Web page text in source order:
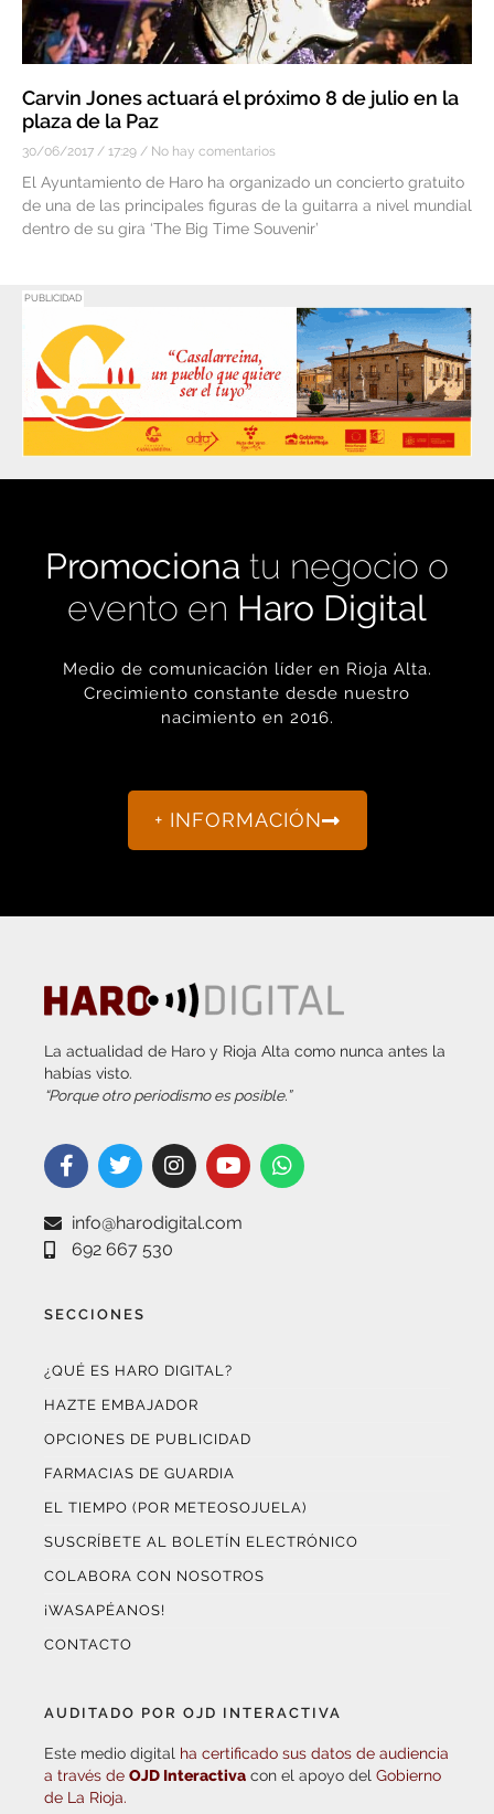
Carvin Jones actuará el próximo 8 de julio en la
plaza de la Paz
30/06/2017 17:29 No hay comentarios
El Ayuntamiento de Haro ha organizado un concierto gratuito
de una de las principales figuras de la guitarra a nivel mundial
dentro de su gira ‘The Big Time Souvenir’
PUBLICIDAD
Promociona tu negocio o
evento en Haro Digital
Medio de comunicación líder en Rioja Alta.
Crecimiento constante desde nuestro
nacimiento en 2016.
+ INFORMACIÓN
La actualidad de Haro y Rioja Alta como nunca antes la
habías visto.
“Porque otro periodismo es posible.”
info@harodigital.com
692 667 530
SECCIONES
¿QUÉ ES HARO DIGITAL?
HAZTE EMBAJADOR
OPCIONES DE PUBLICIDAD
FARMACIAS DE GUARDIA
EL TIEMPO (POR METEOSOJUELA)
SUSCRÍBETE AL BOLETÍN ELECTRÓNICO
COLABORA CON NOSOTROS
¡WASAPÉANOS!
CONTACTO
AUDITADO POR OJD INTERACTIVA
Este medio digital ha certificado sus datos de audiencia
a través de OJD Interactiva con el apoyo del Gobierno
de La Rioja.